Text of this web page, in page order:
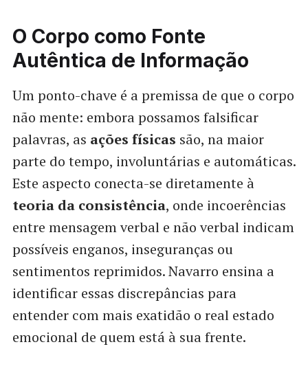
O Corpo como Fonte
Autêntica de Informação
Um ponto-chave é a premissa de que o corpo
não mente: embora possamos falsificar
palavras, as ações físicas são, na maior
parte do tempo, involuntárias e automáticas.
Este aspecto conecta-se diretamente à
teoria da consistência, onde incoerências
entre mensagem verbal e não verbal indicam
possíveis enganos, inseguranças ou
sentimentos reprimidos. Navarro ensina a
identificar essas discrepâncias para
entender com mais exatidão o real estado
emocional de quem está à sua frente.